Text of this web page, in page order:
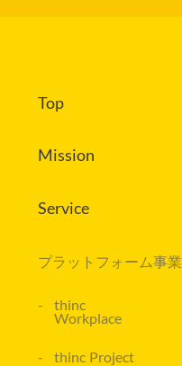
Top
Mission
Service
プラットフォーム事業
thinc
Workplace
thinc Project